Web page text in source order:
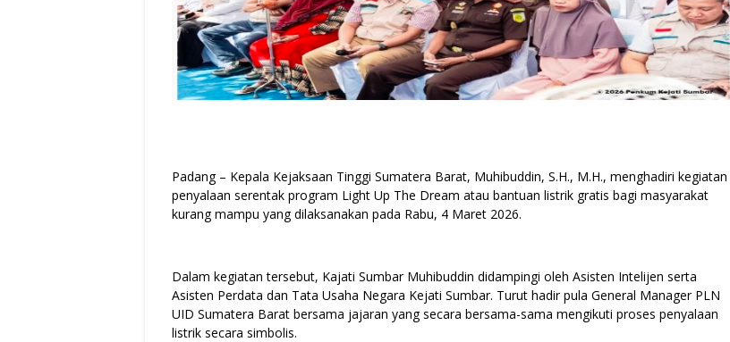
Padang – Kepala Kejaksaan Tinggi Sumatera Barat, Muhibuddin, S.H., M.H., menghadiri kegiatan
penyalaan serentak program Light Up The Dream atau bantuan listrik gratis bagi masyarakat
kurang mampu yang dilaksanakan pada Rabu, 4 Maret 2026.
Dalam kegiatan tersebut, Kajati Sumbar Muhibuddin didampingi oleh Asisten Intelijen serta
Asisten Perdata dan Tata Usaha Negara Kejati Sumbar. Turut hadir pula General Manager PLN
UID Sumatera Barat bersama jajaran yang secara bersama-sama mengikuti proses penyalaan
listrik secara simbolis.